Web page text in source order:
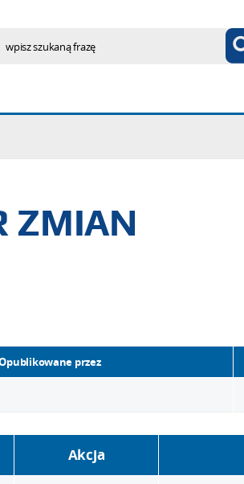
wpisz szukaną frazę
ZMIAN
przez
Akcja